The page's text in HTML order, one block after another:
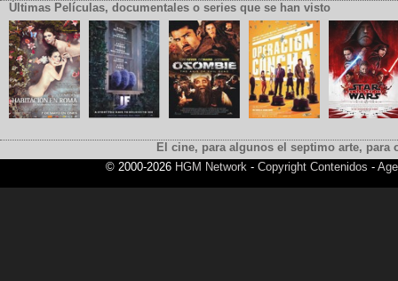
Últimas Películas, documentales o series que se han visto
El cine, para algunos el septimo arte,
© 2000-2026 HGM Network- Copyright Contenidos -